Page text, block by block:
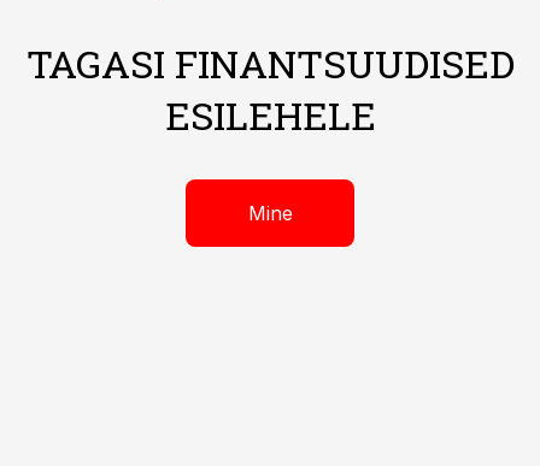
TAGASI FINANTSUUDISED
ESILEHELE
Mine